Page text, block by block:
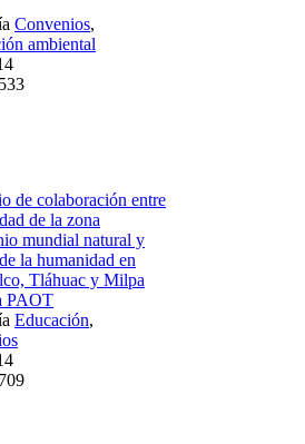
Convenios,
ambiental
de colaboración entre
de la zona
mundial natural y
la humanidad en
Tláhuac y Milpa
PAOT
Educación,